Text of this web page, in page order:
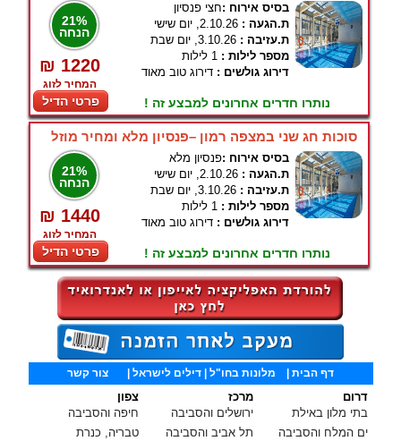
21%
הנחה
₪ 1220
המחיר לזוג
פרטי הדיל
בסיס אירוח :חצי פנסיון
ת.הגעה : 2.10.26, יום שישי
ת.עזיבה : 3.10.26, יום שבת
מספר לילות : 1 לילות
דירוג גולשים : דירוג טוב מאוד
נותרו חדרים אחרונים למבצע זה !
סוכות חג שני במצפה רמון –פנסיון מלא ומחיר מוזל
21%
הנחה
₪ 1440
המחיר לזוג
פרטי הדיל
בסיס אירוח :פנסיון מלא
ת.הגעה : 2.10.26, יום שישי
ת.עזיבה : 3.10.26, יום שבת
מספר לילות : 1 לילות
דירוג גולשים : דירוג טוב מאוד
נותרו חדרים אחרונים למבצע זה !
דף הבית מלונות בחו"ל | דילים לישראל | צור קשר
צפון
חיפה והסביבה
טבריה, כנרת
מרכז
ירושלים והסביבה
תל אביב והסביבה
דרום
בתי מלון באילת
ים המלח והסביבה